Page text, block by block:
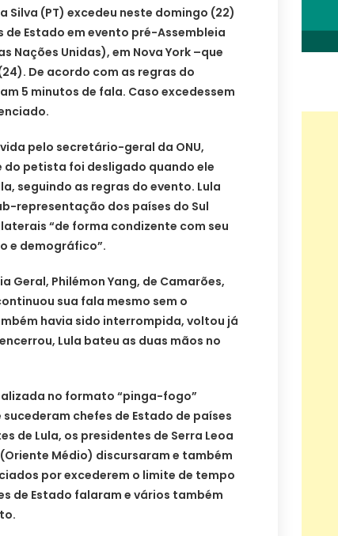
Silva (PT) excedeu neste domingo (22)
Estado em evento pré-Assembleia
Nações Unidas), em Nova York –que
De acordo com as regras do
5 minutos de fala. Caso excedessem
pelo secretário-geral da ONU,
petista foi desligado quando ele
seguindo as regras do evento. Lula
representação dos países do Sul
“de forma condizente com seu
e demográfico”.
Geral, Philémon Yang, de Camarões,
sua fala mesmo sem o
havia sido interrompida, voltou já
Lula bateu as duas mãos no
no formato “pinga-fogo”
chefes de Estado de países
de Lula, os presidentes de Serra Leoa
Médio) discursaram e também
por excederem o limite de tempo
de Estado falaram e vários também